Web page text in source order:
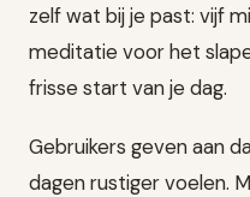
zelf wat bij je past: vijf
meditatie voor het
frisse start van je dag.
Gebruikers geven aan
dagen rustiger voelen.